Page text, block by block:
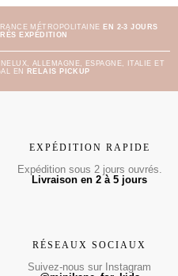
MÉTROPOLITAINE EN 2-3 JOURS
EXPÉDITION
ALLEMAGNE, ESPAGNE, ITALIE ET
EN
RELAIS PICKUP
EXPÉDITION RAPIDE
Expédition sous 2 jours ouvrés.
Livraison en 2 à 5 jours
RÉSEAUX SOCIAUX
Suivez-nous sur Instagram